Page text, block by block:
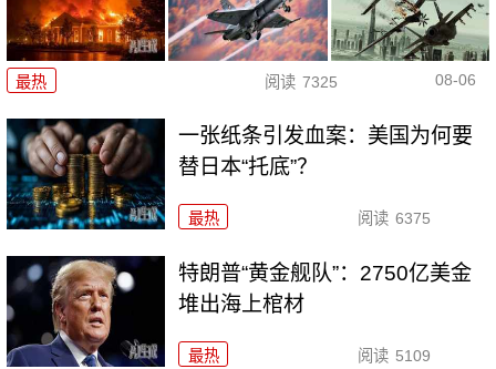
最热 阅读 7325 08-06
一张纸条引发血案：美国为何要
替日本“托底”？
最热 阅读 6375
特朗普“黄金舰队”：2750亿美金
堆出海上棺材
最热 阅读 5109